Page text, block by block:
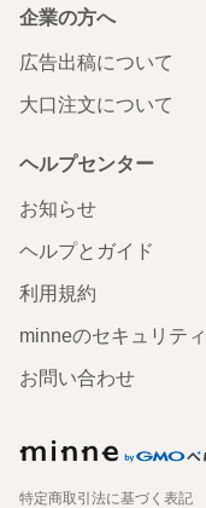
企業の方へ
広告出稿について
大口注文について
ヘルプセンター
お知らせ
ヘルプとガイド
利用規約
minneのセキュリティ
お問い合わせ
特定商取引法に基づく表記